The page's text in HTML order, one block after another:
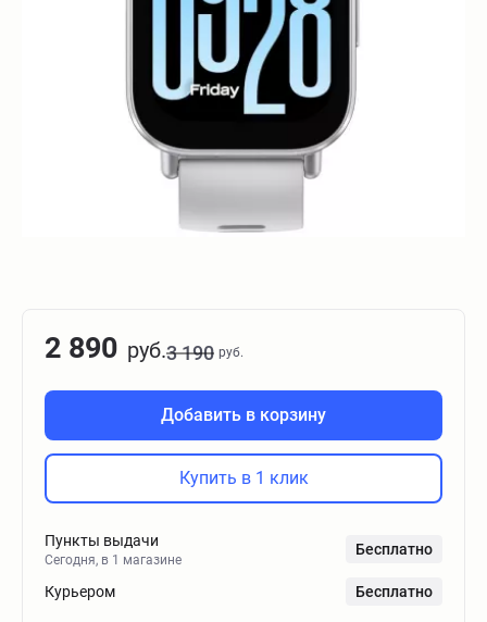
2 890 руб.3 190 руб.
Добавить в корзину
Купить в 1 клик
Пункты выдачи
Сегодня, в 1 магазине
Бесплатно
Курьером Бесплатно